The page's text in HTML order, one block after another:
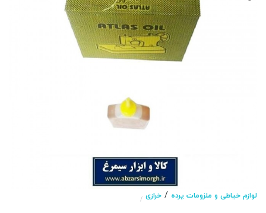
لوازم خیاطی و ملزومات پرده / خرازی /